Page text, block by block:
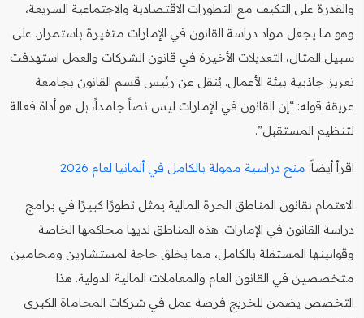
والقدرة على التكيف مع التطورات الاقتصادية والاجتماعية السريعة،
وهو ما يجعل مواد دراسة القانون في الإمارات متغيرة باستمرار. على
سبيل المثال، التعديلات الأخيرة في قانون الشركات والعمل استهدفت
تعزيز جاذبية بيئة الأعمال. يُنقل عن رئيس قسم القانون بجامعة
عريقة قوله: “إن القانون في الإمارات ليس نصاً جامداً، بل هو أداة فعالة
لتنظيم المستقبل”.
اقرأ أيضاً: منح دراسية ممولة بالكامل في ألمانيا لعام 2026
الاهتمام بقانون المناطق الحرة المالية يمثل تطورًا كبيرًا في برامج
دراسة القانون في الإمارات. هذه المناطق لديها محاكمها الخاصة
وقوانينها المستقلة بالكامل، مما يخلق حاجة لمستشارين ومحامين
متخصصين في القانون العام والمعاملات المالية الدولية. هذا
التخصص يضمن للخريج فرصة عمل في شركات المحاماة الكبرى